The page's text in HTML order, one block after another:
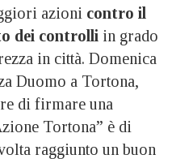
azioni contro il
dei controlli in grado
in città. Domenica
Duomo a Tortona,
di firmare una
Tortona” è di
raggiunto un buon